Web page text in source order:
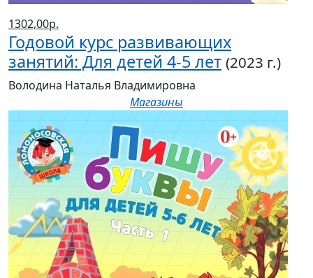
1302,00р.
Годовой курс развивающих
занятий: Для детей 4-5 лет (2023 г.)
Володина Наталья Владимировна
Магазины